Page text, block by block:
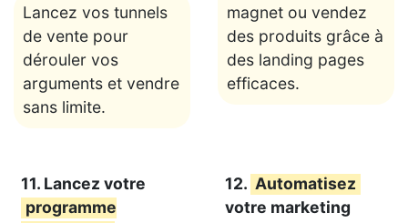
Lancez vos tunnels
de vente pour
dérouler vos
arguments et vendre
sans limite.
magnet ou vendez
des produits grâce à
des landing pages
efficaces.
11. Lancez votre
programme
12. Automatisez
votre marketing